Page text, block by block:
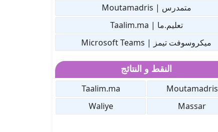
متمدرس | Moutamadris
تعليم.ما | Taalim.ma
ميكروسوفت تيمز | Microsoft Teams
النقط و النتائج
Moutamadris
Taalim.ma
Massar
Waliye